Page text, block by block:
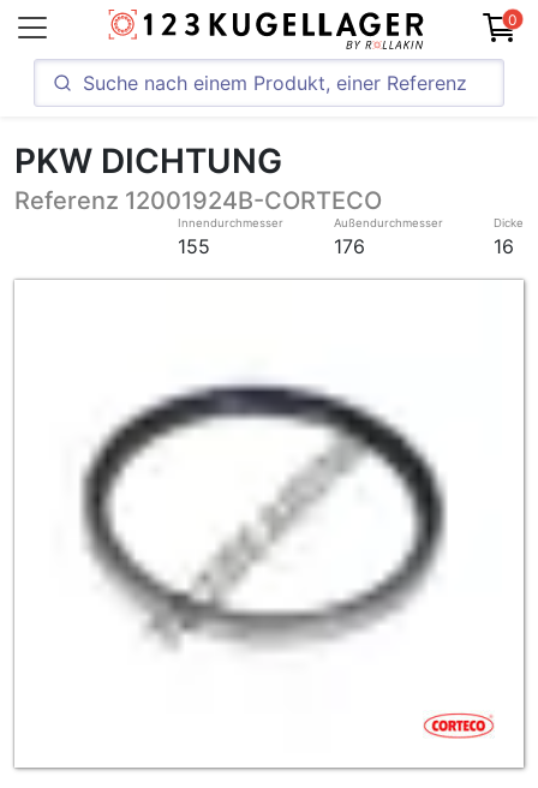
0
PKW DICHTUNG
Referenz 12001924B-CORTECO
Innendurchmesser
155
Außendurchmesser
176
Dicke
16